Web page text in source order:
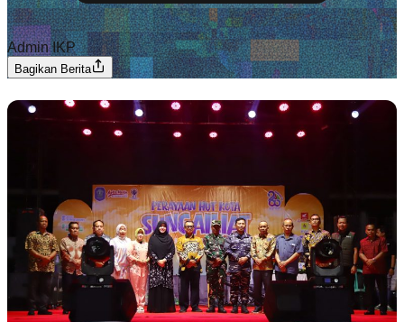
Admin IKP
Bagikan Berita